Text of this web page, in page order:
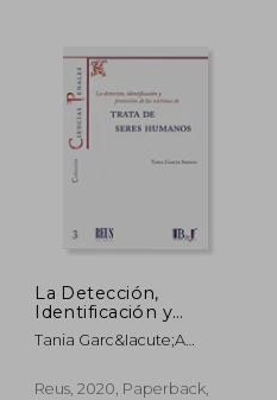
La Detección,
Identificación y
Protección de las
Víctimas de Trata de
Spanish)
Tania Garc&Iacute;A
Reus, 2020, Paperback,